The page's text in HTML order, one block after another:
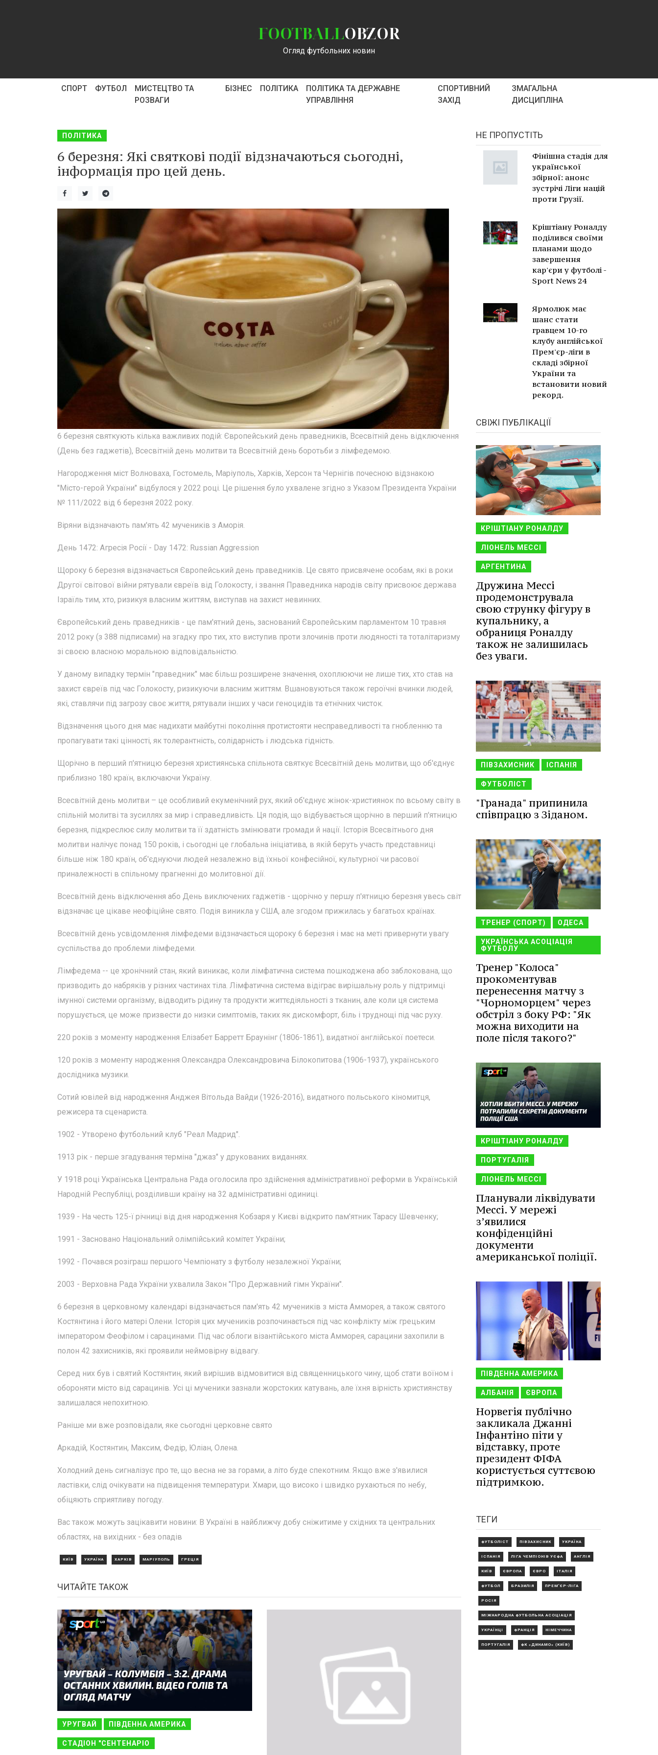
FOOTBALLOBZOR
Огляд футбольних новин
СПОРТ ФУТБОЛ
МИСТЕЦТВО ТА
РОЗВАГИ
БІЗНЕС ПОЛІТИКА
ПОЛІТИКА ТА ДЕРЖАВНЕ
УПРАВЛІННЯ
СПОРТИВНИЙ
ЗАХІД
ЗМАГАЛЬНА
ДИСЦИПЛІНА
ПОЛІТИКА
6 березня: Які святкові події відзначаються сьогодні,
інформація про цей день.
6 березня святкують кілька важливих подій: Європейський день праведників, Всесвітній день відключення
(День без гаджетів), Всесвітній день молитви та Всесвітній день боротьби з лімфедемою.
Нагородження міст Волноваха, Гостомель, Маріуполь, Харків, Херсон та Чернігів почесною відзнакою
"Місто-герой України" відбулося у 2022 році. Це рішення було ухвалене згідно з Указом Президента України
№ 111/2022 від 6 березня 2022 року.
Віряни відзначають пам'ять 42 мучеників з Аморія.
День 1472: Агресія Росії - Day 1472: Russian Aggression
Щороку 6 березня відзначається Європейський день праведників. Це свято присвячене особам, які в роки
Другої світової війни рятували євреїв від Голокосту, і звання Праведника народів світу присвоює держава
Ізраїль тим, хто, ризикуя власним життям, виступав на захист невинних.
Європейський день праведників - це пам'ятний день, заснований Європейським парламентом 10 травня
2012 року (з 388 підписами) на згадку про тих, хто виступив проти злочинів проти людяності та тоталітаризму
зі своєю власною моральною відповідальністю.
У даному випадку термін "праведник" має більш розширене значення, охоплюючи не лише тих, хто став на
захист євреїв під час Голокосту, ризикуючи власним життям. Вшановуються також героїчні вчинки людей,
які, ставлячи під загрозу своє життя, рятували інших у часи геноцидів та етнічних чисток.
Відзначення цього дня має надихати майбутні покоління протистояти несправедливості та гнобленню та
пропагувати такі цінності, як толерантність, солідарність і людська гідність.
Щорічно в перший п'ятницю березня християнська спільнота святкує Всесвітній день молитви, що об'єднує
приблизно 180 країн, включаючи Україну.
Всесвітній день молитви – це особливий екуменічний рух, який об'єднує жінок-християнок по всьому світу в
спільній молитві та зусиллях за мир і справедливість. Ця подія, що відбувається щорічно в перший п'ятницю
березня, підкреслює силу молитви та її здатність змінювати громади й нації. Історія Всесвітнього дня
молитви налічує понад 150 років, і сьогодні це глобальна ініціатива, в якій беруть участь представниці
більше ніж 180 країн, об'єднуючи людей незалежно від їхньої конфесійної, культурної чи расової
приналежності в спільному прагненні до молитовної дії.
Всесвітній день відключення або День виключених гаджетів - щорічно у першу п'ятницю березня увесь світ
відзначає це цікаве неофіційне свято. Подія виникла у США, але згодом прижилась у багатьох країнах.
Всесвітній день усвідомлення лімфедеми відзначається щороку 6 березня і має на меті привернути увагу
суспільства до проблеми лімфедеми.
Лімфедема -- це хронічний стан, який виникає, коли лімфатична система пошкоджена або заблокована, що
призводить до набряків у різних частинах тіла. Лімфатична система відіграє вирішальну роль у підтримці
імунної системи організму, відводить рідину та продукти життєдіяльності з тканин, але коли ця система
порушується, це може призвести до низки симптомів, таких як дискомфорт, біль і труднощі під час руху.
220 років з моменту народження Елізабет Барретт Браунінг (1806-1861), видатної англійської поетеси.
120 років з моменту народження Олександра Олександровича Білокопитова (1906-1937), українського
дослідника музики.
Сотий ювілей від народження Анджея Вітольда Вайди (1926-2016), видатного польського кіномитця,
режисера та сценариста.
1902 - Утворено футбольний клуб "Реал Мадрид".
1913 рік - перше згадування терміна "джаз" у друкованих виданнях.
У 1918 році Українська Центральна Рада оголосила про здійснення адміністративної реформи в Українській
Народній Республіці, розділивши країну на 32 адміністративні одиниці.
1939 - На честь 125-ї річниці від дня народження Кобзаря у Києві відкрито пам'ятник Тарасу Шевченку;
1991 - Засновано Національний олімпійський комітет України;
1992 - Почався розіграш першого Чемпіонату з футболу незалежної України;
2003 - Верховна Рада України ухвалила Закон "Про Державний гімн України".
6 березня в церковному календарі відзначається пам'ять 42 мучеників з міста Амморея, а також святого
Костянтина і його матері Олени. Історія цих мучеників розпочинається під час конфлікту між грецьким
імператором Феофілом і сарацинами. Під час облоги візантійського міста Амморея, сарацини захопили в
полон 42 захисників, які проявили неймовірну відвагу.
Серед них був і святий Костянтин, який вирішив відмовитися від священницького чину, щоб стати воїном і
обороняти місто від сарацинів. Усі ці мученики зазнали жорстоких катувань, але їхня вірність християнству
залишалася непохитною.
Раніше ми вже розповідали, яке сьогодні церковне свято
Аркадій, Костянтин, Максим, Федір, Юліан, Олена.
Холодний день сигналізує про те, що весна не за горами, а літо буде спекотним. Якщо вже з'явилися
ластівки, слід очікувати на підвищення температури. Хмари, що високо і швидко рухаються по небу,
обіцяють сприятливу погоду.
Вас також можуть зацікавити новини: В Україні в найближчу добу сніжитиме у східних та центральних
областях, на вихідних - без опадів
КИЇВ УКРАЇНА ХАРКІВ МАРІУПОЛЬ ГРЕЦІЯ
ЧИТАЙТЕ ТАКОЖ
УРУГВАЙ ПІВДЕННА АМЕРИКА
СТАДІОН "СЕНТЕНАРІО
НЕ ПРОПУСТІТЬ
Фінішна стадія для
української
збірної: анонс
зустрічі Ліги націй
проти Грузії.
Кріштіану Роналду
поділився своїми
планами щодо
завершення
кар'єри у футболі -
Sport News 24
Ярмолюк має
шанс стати
гравцем 10-го
клубу англійської
Прем'єр-ліги в
складі збірної
України та
встановити новий
рекорд.
СВІЖІ ПУБЛІКАЦІЇ
КРІШТІАНУ РОНАЛДУ
ЛІОНЕЛЬ МЕССІ
АРГЕНТИНА
Дружина Мессі
продемонструвала
свою струнку фігуру в
купальнику, а
обраниця Роналду
також не залишилась
без уваги.
ПІВЗАХИСНИК ІСПАНІЯ
ФУТБОЛІСТ
"Гранада" припинила
співпрацю з Зіданом.
ТРЕНЕР (СПОРТ) ОДЕСА
УКРАЇНСЬКА АСОЦІАЦІЯ
ФУТБОЛУ
Тренер "Колоса"
прокоментував
перенесення матчу з
"Чорноморцем" через
обстріл з боку РФ: "Як
можна виходити на
поле після такого?"
КРІШТІАНУ РОНАЛДУ
ПОРТУГАЛІЯ
ЛІОНЕЛЬ МЕССІ
Планували ліквідувати
Мессі. У мережі
з’явилися
конфіденційні
документи
американської поліції.
ПІВДЕННА АМЕРИКА
АЛБАНІЯ ЄВРОПА
Норвегія публічно
закликала Джанні
Інфантіно піти у
відставку, проте
президент ФІФА
користується суттєвою
підтримкою.
ТЕГИ
ФУТБОЛІСТ ПІВЗАХИСНИК УКРАЇНА
ІСПАНІЯ ЛІГА ЧЕМПІОНІВ УЄФА АНГЛІЯ
КИЇВ ЄВРОПА ЄВРО ІТАЛІЯ
ФУТБОЛ БРАЗИЛІЯ ПРЕМ'ЄР-ЛІГА
РОСІЯ
МІЖНАРОДНА ФУТБОЛЬНА АСОЦІАЦІЯ
УКРАЇНЦІ ФРАНЦІЯ НІМЕЧЧИНА
ПОРТУГАЛІЯ ФК «ДИНАМО» (КИЇВ)